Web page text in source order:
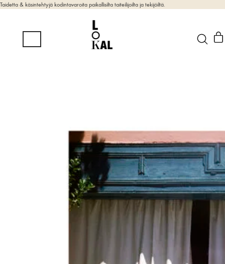
Taidetta & käsintehtyjä kodintavaroita paikallisilta taiteilijoilta ja tekijöiltä.